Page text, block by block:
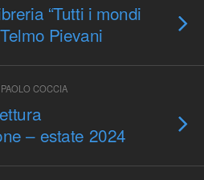
“Tutti i mondi
Pievani
COCCIA
– estate 2024